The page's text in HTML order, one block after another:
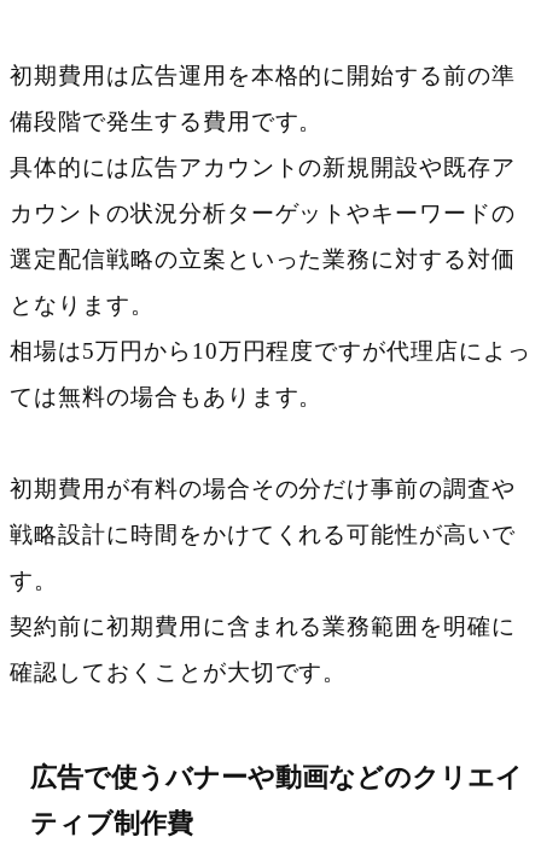
初期費用は広告運用を本格的に開始する前の準
備段階で発生する費用です。
具体的には広告アカウントの新規開設や既存ア
カウントの状況分析ターゲットやキーワードの
選定配信戦略の立案といった業務に対する対価
となります。
相場は5万円から10万円程度ですが代理店によっ
ては無料の場合もあります。
初期費用が有料の場合その分だけ事前の調査や
戦略設計に時間をかけてくれる可能性が高いで
す。
契約前に初期費用に含まれる業務範囲を明確に
確認しておくことが大切です。
広告で使うバナーや動画などのクリエイ
ティブ制作費